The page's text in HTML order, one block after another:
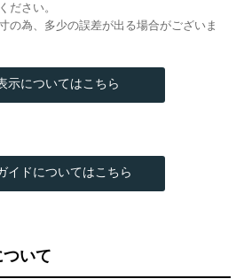
ださい。
の為、多少の誤差が出る場合がございま
示についてはこちら
イドについてはこちら
いて